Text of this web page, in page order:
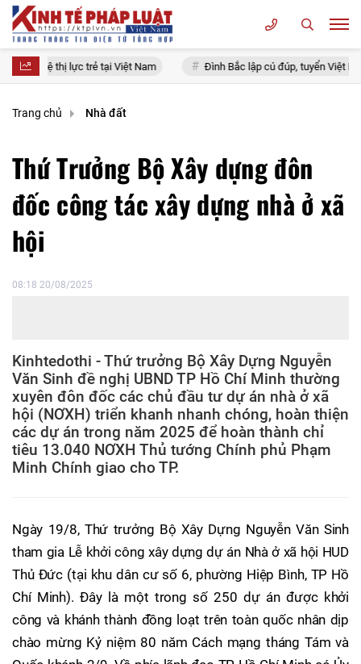
lực trẻ tại Việt Nam Đình Bắc lập cú đúp, tuyển Việt Nam giành vé
Trang chủ Nhà đất
Thứ Trưởng Bộ Xây dựng đôn
đốc công tác xây dựng nhà ở xã
hội
08:18 20/08/2025
Kinhtedothi - Thứ trưởng Bộ Xây Dựng Nguyễn
Văn Sinh đề nghị UBND TP Hồ Chí Minh thường
xuyên đôn đốc các chủ đầu tư dự án nhà ở xã
hội (NƠXH) triển khanh nhanh chóng, hoàn thiện
các dự án trong năm 2025 để hoàn thành chỉ
tiêu 13.040 NƠXH Thủ tướng Chính phủ Phạm
Minh Chính giao cho TP.
Ngày 19/8, Thứ trưởng Bộ Xây Dựng Nguyễn Văn Sinh
tham gia Lễ khởi công xây dựng dự án Nhà ở xã hội HUD
Thủ Đức (tại khu dân cư số 6, phường Hiệp Bình, TP Hồ
Chí Minh). Đây là một trong số 250 dự án được khởi
công và khánh thành đồng loạt trên toàn quốc nhân dịp
chào mừng Kỷ niệm 80 năm Cách mạng tháng Tám và